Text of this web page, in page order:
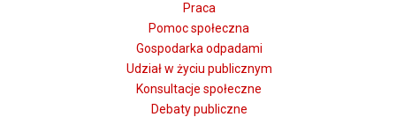
Praca
Pomoc społeczna
Gospodarka odpadami
Udział w życiu publicznym
Konsultacje społeczne
Debaty publiczne